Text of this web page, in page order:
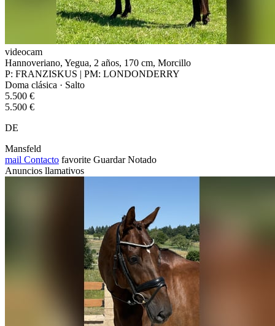
videocam
Hannoveriano, Yegua, 2 años, 170 cm, Morcillo
P: FRANZISKUS | PM: LONDONDERRY
Doma clásica · Salto
5.500 €
5.500 €
DE
Mansfeld
mail Contacto favorite Guardar Notado
Anuncios llamativos